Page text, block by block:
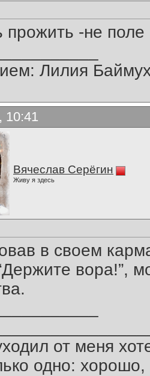
-не поле
Лилия
10:41
Вячеслав Серёгин
Живу я здесь
в своем
вора!”,
от меня
одно: